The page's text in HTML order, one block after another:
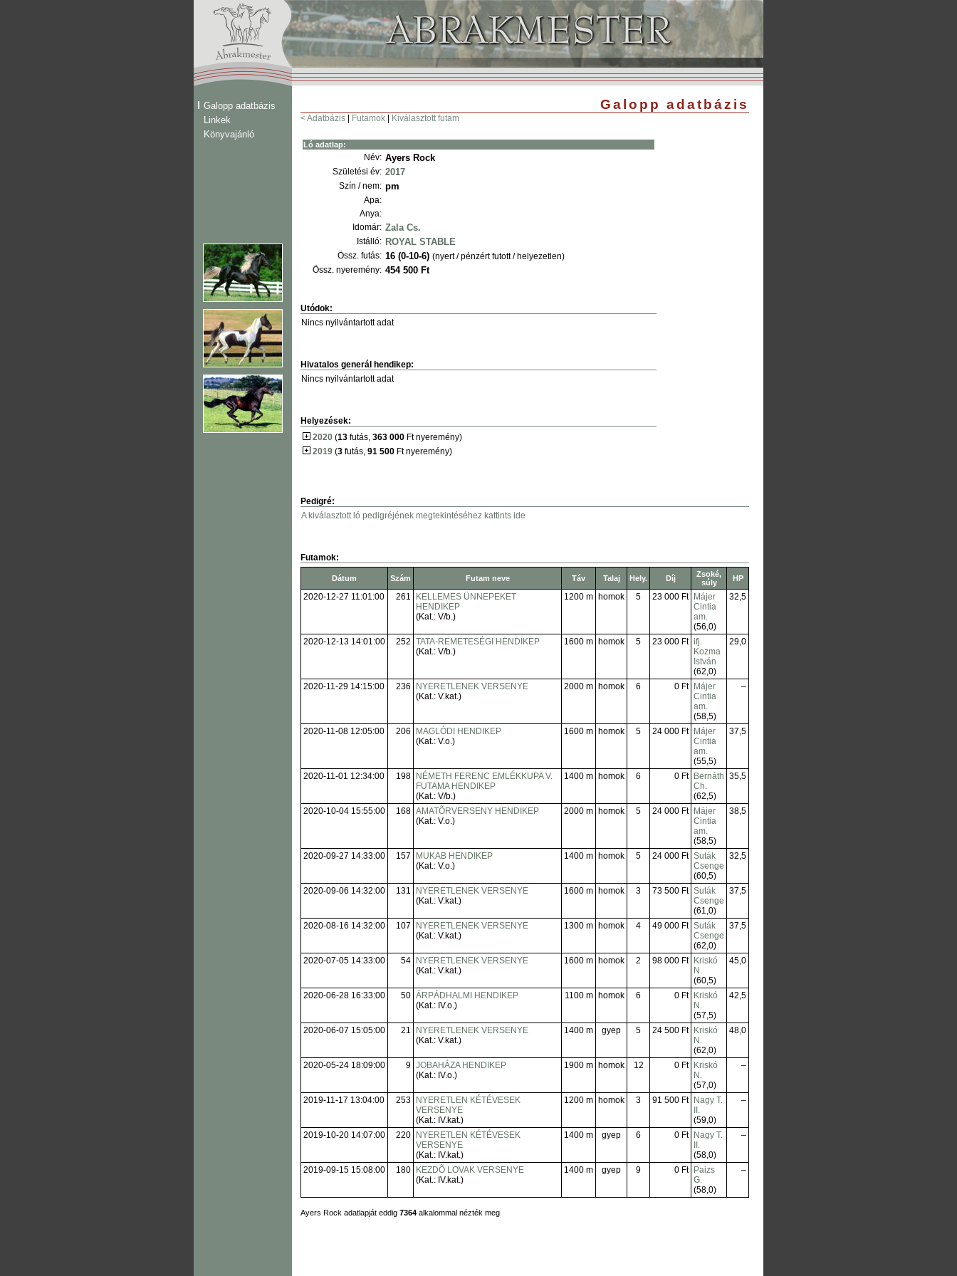
Galopp adatbázis
Linkek
Könyvajánló
Galopp adatbázis
< Adatbázis Futamok Kiválasztott futam
Ló adatlap:
Név: Ayers Rock
Születési év: 2017
Szín / nem: pm
Apa:
Anya:
Idomár: Zala Cs.
Istálló: ROYAL STABLE
Össz. futás: 16 (0-10-6) (nyert / pénzért futott / helyezetlen)
Össz. nyeremény: 454 500 Ft
Utódok:
Nincs nyilvántartott adat
Hivatalos generál hendikep:
Nincs nyilvántartott adat
Helyezések:
2020 (13 futás, 363 000 Ft nyeremény)
2019 (3 futás, 91 500 Ft nyeremény)
Pedigré:
A kiválasztott ló pedigréjének megtekintéséhez kattints ide
Futamok:
Dátum Szám Futam neve Táv Talaj Hely. Díj
Zsoké,
súly
HP
2020-12-27 11:01:00 261
KELLEMES ÜNNEPEKET
HENDIKEP
(Kat.: V/b.)
1200 m homok 5 23 000 Ft
Májer
Cintia
am.
(56,0)
32,5
2020-12-13 14:01:00 252 TATA-REMETESÉGI HENDIKEP
(Kat.: V/b.)
1600 m homok 5 23 000 Ft ifj.
Kozma
István
(62,0)
29,0
2020-11-29 14:15:00 236
NYERETLENEK VERSENYE
(Kat.: V.kat.)
2000 m homok 6 0 Ft
Májer
Cintia
am.
(58,5)
–
2020-11-08 12:05:00 206
MAGLÓDI HENDIKEP
(Kat.: V.o.)
1600 m homok 5 24 000 Ft
Májer
Cintia
am.
(55,5)
37,5
2020-11-01 12:34:00 198
NÉMETH FERENC EMLÉKKUPA V.
FUTAMA HENDIKEP
(Kat.: V/b.)
1400 m homok 6 0 Ft
Bernáth
Ch.
(62,5)
35,5
2020-10-04 15:55:00 168 AMATÕRVERSENY HENDIKEP
(Kat.: V.o.)
2000 m homok 5 24 000 Ft
Májer
Cintia
am.
(58,5)
38,5
2020-09-27 14:33:00 157
MUKAB HENDIKEP
(Kat.: V.o.)
1400 m homok 5 24 000 Ft Suták
Csenge
(60,5)
32,5
2020-09-06 14:32:00 131
NYERETLENEK VERSENYE
(Kat.: V.kat.)
1600 m homok 3 73 500 Ft Suták
Csenge
(61,0)
37,5
2020-08-16 14:32:00 107
NYERETLENEK VERSENYE
(Kat.: V.kat.)
1300 m homok 4 49 000 Ft Suták
Csenge
(62,0)
37,5
2020-07-05 14:33:00 54
NYERETLENEK VERSENYE
(Kat.: V.kat.)
1600 m homok 2 98 000 Ft
Kriskó
N.
(60,5)
45,0
2020-06-28 16:33:00 50 ÁRPÁDHALMI HENDIKEP
(Kat.: IV.o.)
1100 m homok 6 0 Ft
Kriskó
N.
(57,5)
42,5
2020-06-07 15:05:00 21
NYERETLENEK VERSENYE
(Kat.: V.kat.)
1400 m gyep 5 24 500 Ft
Kriskó
N.
(62,0)
48,0
2020-05-24 18:09:00 9 JOBAHÁZA HENDIKEP
(Kat.: IV.o.)
1900 m homok 12 0 Ft
Kriskó
N.
(57,0)
–
2019-11-17 13:04:00 253
NYERETLEN KÉTÉVESEK
VERSENYE
(Kat.: IV.kat.)
1200 m homok 3 91 500 Ft
Nagy T.
II.
(59,0)
–
2019-10-20 14:07:00 220
NYERETLEN KÉTÉVESEK
VERSENYE
(Kat.: IV.kat.)
1400 m gyep 6 0 Ft
Nagy T.
II.
(58,0)
–
2019-09-15 15:08:00 180
KEZDÕ LOVAK VERSENYE
(Kat.: IV.kat.)
1400 m gyep 9 0 Ft
Paizs
G.
(58,0)
–
Ayers Rock adatlapját eddig 7364 alkalommal nézték meg